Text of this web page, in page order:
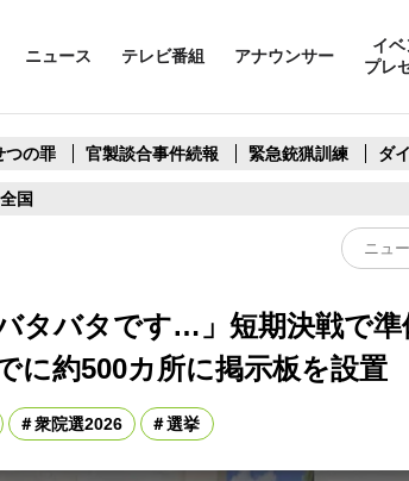
ニュース テレビ番組 アナウンサー
イベ
プレ
つの罪 官製談合事件続報 緊急銃猟訓練 ダ
全国
バタバタです…」短期決戦で
に約500カ所に掲示板を設置
衆院選2026 選挙